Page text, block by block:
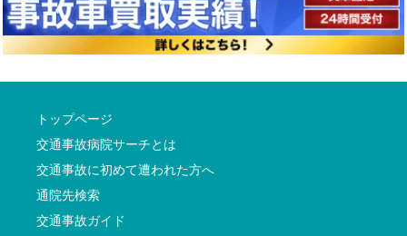
トップページ
交通事故病院サーチとは
交通事故に初めて遭われた方へ
通院先検索
交通事故ガイド